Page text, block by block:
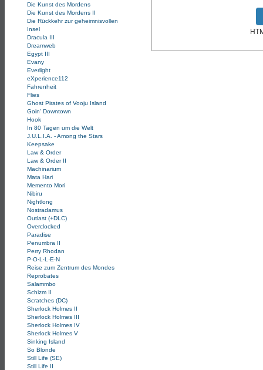
Die Kunst des Mordens
Die Kunst des Mordens II
Die Rückkehr zur geheimnisvollen
Insel
Dracula III
Dreamweb
Egypt III
Evany
Everlight
eXperience112
Fahrenheit
Flies
Ghost Pirates of Vooju Island
Goin' Downtown
Hook
In 80 Tagen um die Welt
J.U.L.I.A. - Among the Stars
Keepsake
Law & Order
Law & Order II
Machinarium
Mata Hari
Memento Mori
Nibiru
Nightlong
Nostradamus
Outlast (+DLC)
Overclocked
Paradise
Penumbra II
Perry Rhodan
P·O·L·L·E·N
Reise zum Zentrum des Mondes
Reprobates
Salammbo
Schizm II
Scratches (DC)
Sherlock Holmes II
Sherlock Holmes III
Sherlock Holmes IV
Sherlock Holmes V
Sinking Island
So Blonde
Still Life (SE)
Still Life II